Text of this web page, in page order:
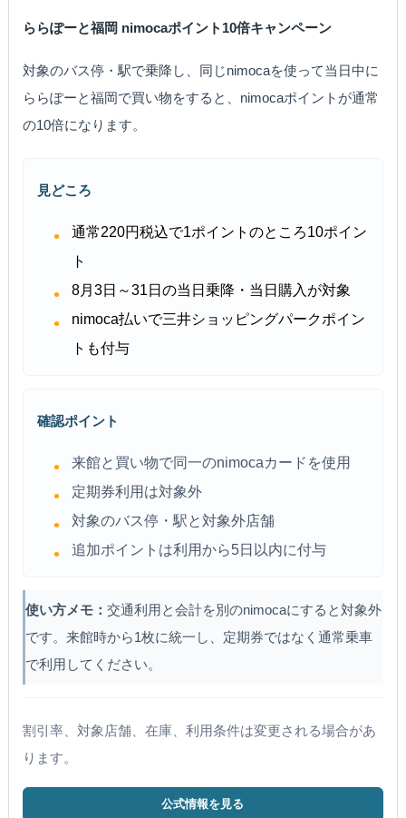
ららぽーと福岡 nimocaポイント10倍キャンペーン
対象のバス停・駅で乗降し、同じnimocaを使って当日中に
ららぽーと福岡で買い物をすると、nimocaポイントが通常
の10倍になります。
見どころ
通常220円税込で1ポイントのところ10ポイン
ト
8月3日～31日の当日乗降・当日購入が対象
nimoca払いで三井ショッピングパークポイン
トも付与
確認ポイント
来館と買い物で同一のnimocaカードを使用
定期券利用は対象外
対象のバス停・駅と対象外店舗
追加ポイントは利用から5日以内に付与
使い方メモ： 交通利用と会計を別のnimocaにすると対象外
です。来館時から1枚に統一し、定期券ではなく通常乗車
で利用してください。
割引率、対象店舗、在庫、利用条件は変更される場合があ
ります。
公式情報を見る